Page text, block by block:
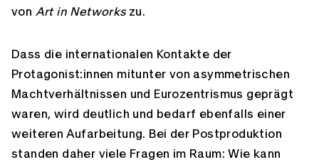
von Art in Networkszu.
Dass die internationalen Kontakte der
Protagonist:innen mitunter von asymmetrischen
Machtverhältnissen und Eurozentrismus geprägt
waren, wird deutlich und bedarf ebenfalls einer
weiteren Aufarbeitung. Bei der Postproduktion
standen daher viele Fragen im Raum: Wie kann